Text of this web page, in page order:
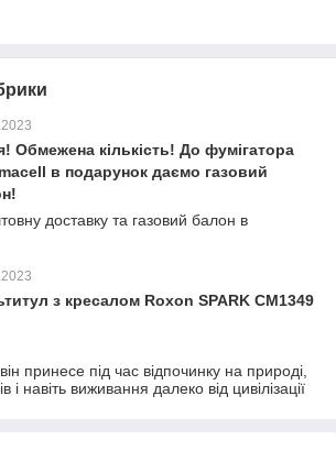
Обмежена кількість! До фумігатора
в подарунок даємо газовий
доставку та газовий балон в
з кресалом Roxon SPARK CM1349
принесе під час відпочинку на природі,
і навіть виживання далеко від цивілізації